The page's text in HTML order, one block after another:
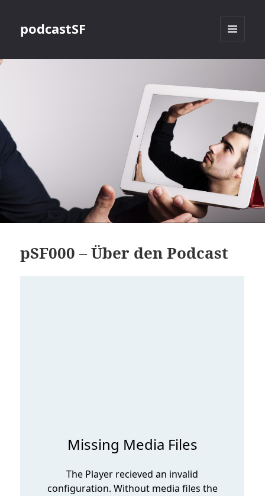
podcastSF
pSF000 – Über den Podcast